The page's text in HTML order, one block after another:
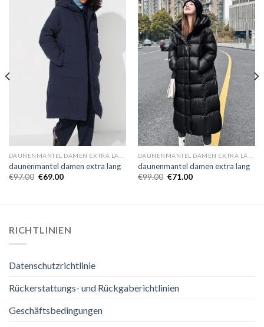
daunenmantel damen extra lang
€97.00 €69.00
daunenmantel damen extra lang
€99.00 €71.00
RICHTLINIEN
Datenschutzrichtlinie
Rückerstattungs- und Rückgaberichtlinien
Geschäftsbedingungen